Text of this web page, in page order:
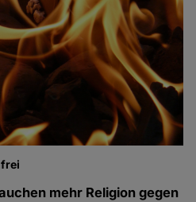
mehr Religion gegen